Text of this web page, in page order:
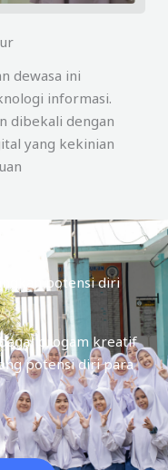
dewasa ini
informasi.
dibekali dengan
yang kekinian
potensi diri
progam kreatif
potensi diri para